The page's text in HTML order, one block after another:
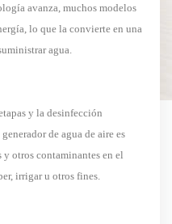
avanza, muchos modelos
lo que la convierte en una
agua.
y la desinfección
de agua de aire es
otros contaminantes en el
irrigar u otros fines.